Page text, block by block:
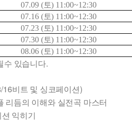
07.09 (토) 11:00~12:30
07.16 (토) 11:00~12:30
07.23 (토) 11:00~12:30
07.30 (토) 11:00~12:30
08.06 (토) 11:00~12:30
수 있습니다.
16비트 및 싱코페이션 )
리듬의 이해와 실전곡 마스터
익히기